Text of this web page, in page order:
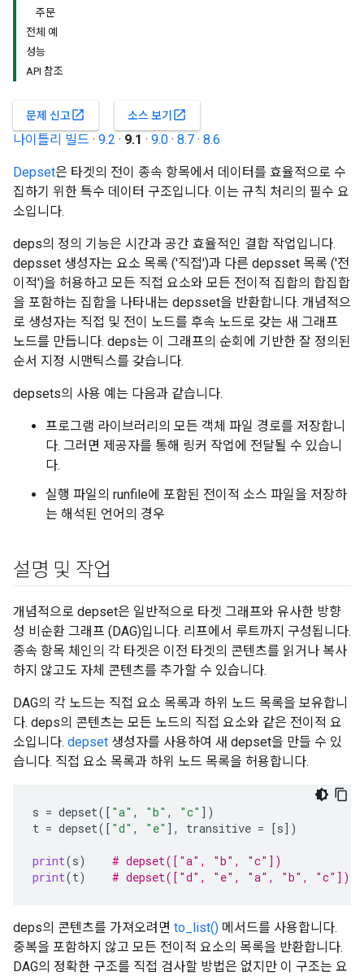
주문
전체 예
성능
API 참조
문제 신고open_in_new 소스 보기 open_in_new
나이틀리 빌드 · 9.2 · 9.1 · 9.0 · 8.7 · 8.6
Depset은 타겟의 전이 종속 항목에서 데이터를 효율적으로 수
집하기 위한 특수 데이터 구조입니다. 이는 규칙 처리의 필수 요
소입니다.
deps의 정의 기능은 시간과 공간 효율적인 결합 작업입니다.
depsset 생성자는 요소 목록 ('직접')과 다른 depsset 목록 ('전
이적')을 허용하고 모든 직접 요소와 모든 전이적 집합의 합집합
을 포함하는 집합을 나타내는 depsset을 반환합니다. 개념적으
로 생성자는 직접 및 전이 노드를 후속 노드로 갖는 새 그래프
노드를 만듭니다. deps는 이 그래프의 순회에 기반한 잘 정의된
순서 지정 시맨틱스를 갖습니다.
depsets의 사용 예는 다음과 같습니다.
프로그램 라이브러리의 모든 객체 파일 경로를 저장합니
다. 그러면 제공자를 통해 링커 작업에 전달될 수 있습니
다.
실행 파일의 runfile에 포함된 전이적 소스 파일을 저장하
는 해석된 언어의 경우
설명 및 작업
개념적으로 depset은 일반적으로 타겟 그래프와 유사한 방향
성 비순환 그래프 (DAG)입니다. 리프에서 루트까지 구성됩니다.
종속 항목 체인의 각 타겟은 이전 타겟의 콘텐츠를 읽거나 복사
하지 않고도 자체 콘텐츠를 추가할 수 있습니다.
DAG의 각 노드는 직접 요소 목록과 하위 노드 목록을 보유합니
다. deps의 콘텐츠는 모든 노드의 직접 요소와 같은 전이적 요
소입니다. depset 생성자를 사용하여 새 depset을 만들 수 있
습니다. 직접 요소 목록과 하위 노드 목록을 허용합니다.
s = depset([ "a" , "b" , "c" ])
t = depset([ "d" , "e" ], transitive = [s])
print(s)
# depset(["a", "b", "c"])
print(t) # depset(["d", "e", "a", "b", "c"])
deps의 콘텐츠를 가져오려면 to_list() 메서드를 사용합니다.
중복을 포함하지 않고 모든 전이적 요소의 목록을 반환합니다.
DAG의 정확한 구조를 직접 검사할 방법은 없지만 이 구조는 요